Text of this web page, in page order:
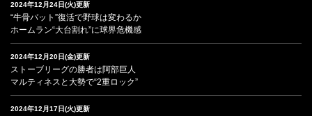
2024年12月24日(火)更新
“牛骨バット”復活で野球は変わるか
ホームラン“大台割れ”に球界危機感
2024年12月20日(金)更新
ストーブリーグの勝者は阿部巨人
マルティネスと大勢で“2重ロック”
2024年12月17日(火)更新